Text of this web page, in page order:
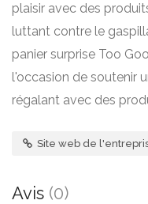
plaisir avec des
luttant contre le
panier surprise Too
l'occasion de soutenir
régalant avec des
Site web de
Avis (0)